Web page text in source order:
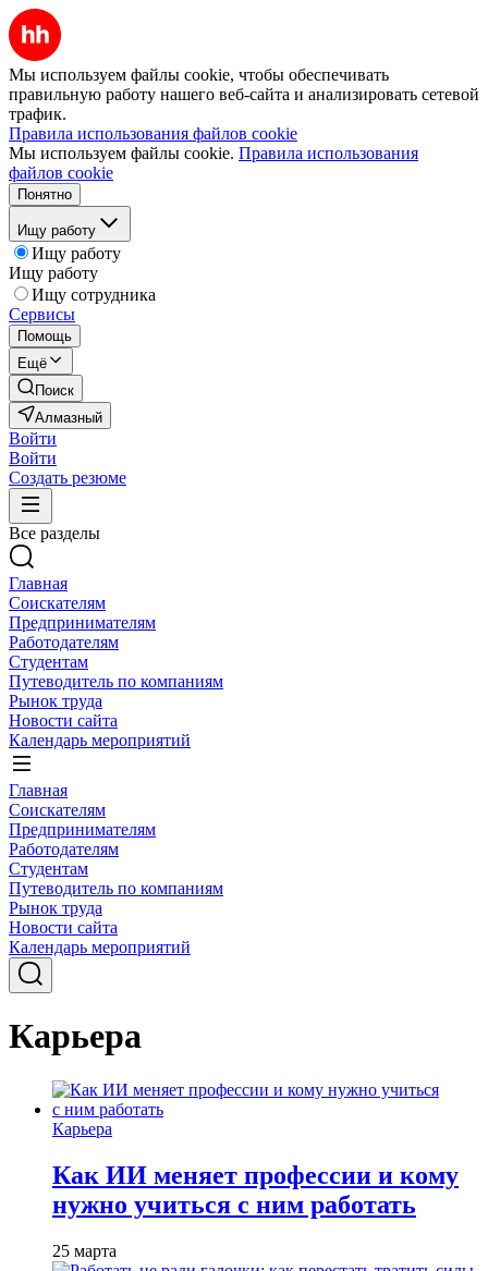
Мы используем файлы cookie, чтобы обеспечивать
правильную работу нашего веб-сайта и анализировать сетевой
трафик.
Правила использования файлов cookie
Мы используем файлы cookie. Правила использования
файлов cookie
Понятно
Ищу работу
Ищу работу
Ищу работу
Ищу сотрудника
Сервисы
Помощь
Ещё
Поиск
Алмазный
Войти
Войти
Создать резюме
Все разделы
Главная
Соискателям
Предпринимателям
Работодателям
Студентам
Путеводитель по компаниям
Рынок труда
Новости сайта
Календарь мероприятий
Главная
Соискателям
Предпринимателям
Работодателям
Студентам
Путеводитель по компаниям
Рынок труда
Новости сайта
Календарь мероприятий
Карьера
Карьера
Как ИИ меняет профессии и кому
нужно учиться с ним работать
25 марта